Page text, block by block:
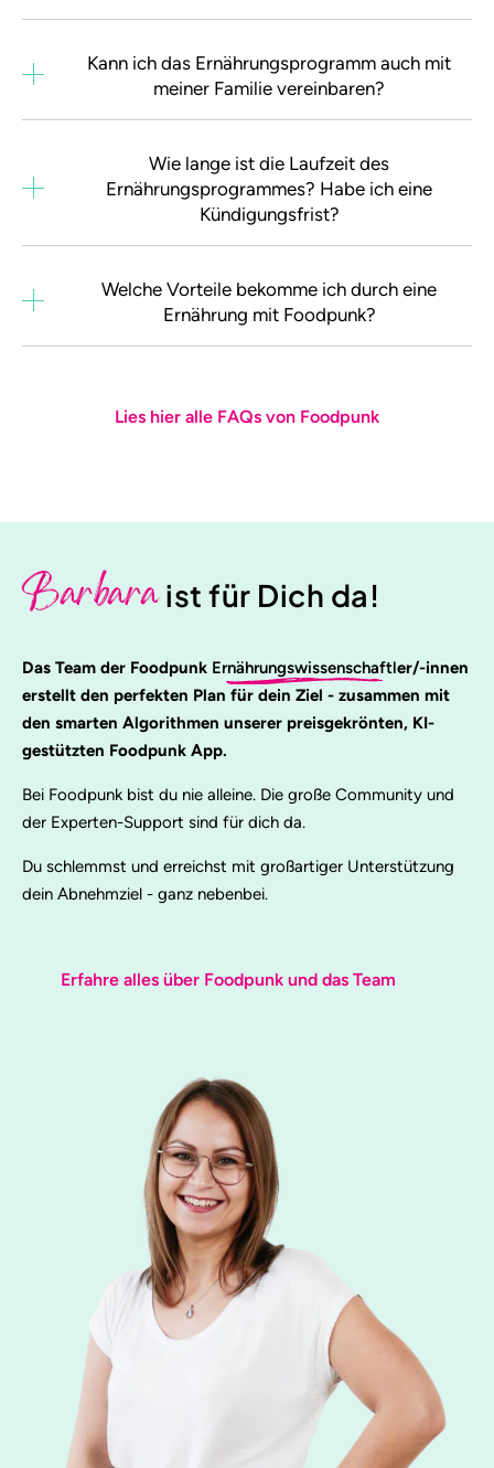
Kann ich das Ernährungsprogramm auch mit
meiner Familie vereinbaren?
Wie lange ist die Laufzeit des
Ernährungsprogrammes? Habe ich eine
Kündigungsfrist?
Welche Vorteile bekomme ich durch eine
Ernährung mit Foodpunk?
Lies hier alle FAQs von Foodpunk
Barbaraist für Dich da!
Das Team der Foodpunk Ernährungswissenschaftler/-innen
erstellt den perfekten Plan für dein Ziel - zusammen mit
den smarten Algorithmen unserer preisgekrönten, KI-
gestützten Foodpunk App.
Bei Foodpunk bist du nie alleine. Die große Community und
der Experten-Support sind für dich da.
Du schlemmst und erreichst mit großartiger Unterstützung
dein Abnehmziel - ganz nebenbei.
Erfahre alles über Foodpunk und das Team